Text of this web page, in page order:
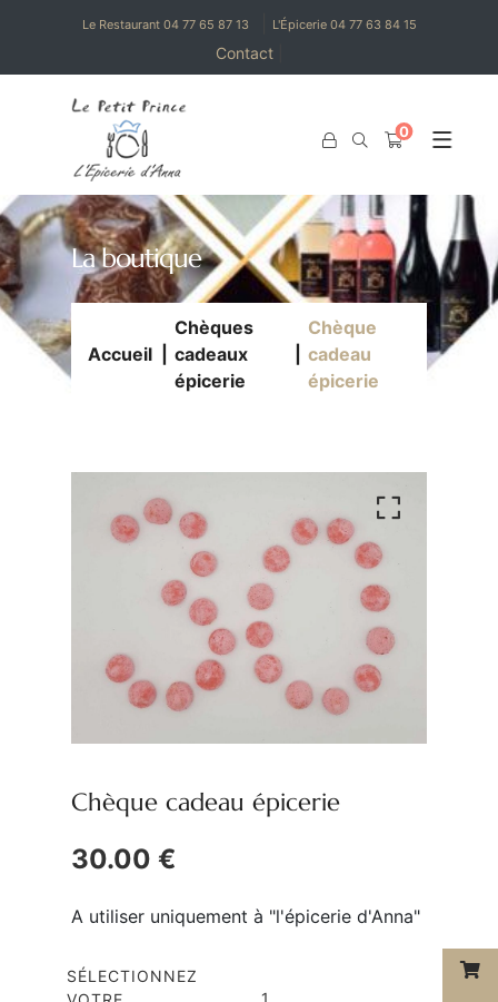
Le Restaurant 04 77 65 87 13 L'Épicerie 04 77 63 84 15
Contact
0
La boutique
Accueil
Chèques
cadeaux
épicerie
Chèque
cadeau
épicerie
Chèque cadeau épicerie
30.00 €
A utiliser uniquement à "l'épicerie d'Anna"
SÉLECTIONNEZ